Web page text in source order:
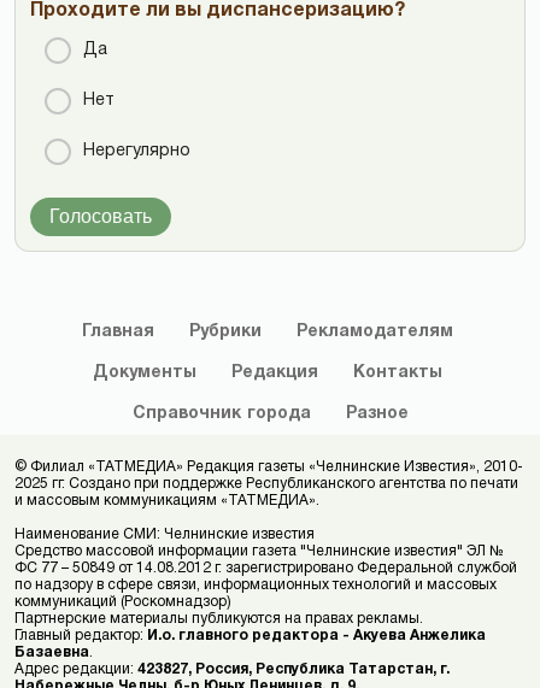
Проходите ли вы диспансеризацию?
Да
Нет
Нерегулярно
Голосовать
Главная Рубрики Рекламодателям
Документы Редакция Контакты
Справочник города Разное
© Филиал «ТАТМЕДИА» Редакция газеты «Челнинские Известия», 2010-
2025 гг. Создано при поддержке Республиканского агентства по печати
и массовым коммуникациям «ТАТМЕДИА».
Наименование СМИ: Челнинские известия
Средство массовой информации газета "Челнинские известия" ЭЛ №
ФС 77 – 50849 от 14.08.2012 г. зарегистрировано Федеральной службой
по надзору в сфере связи, информационных технологий и массовых
коммуникаций (Роскомнадзор)
Партнерские материалы публикуются на правах рекламы.
Главный редактор: И.о. главного редактора - Акуева Анжелика
Базаевна
Адрес редакции: 423827, Россия, Республика Татарстан, г.